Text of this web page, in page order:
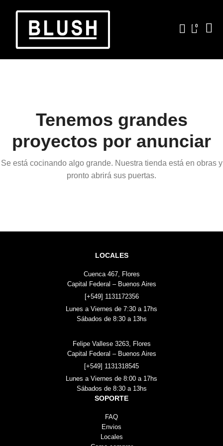
0
Tenemos grandes
proyectos por anunciar
Se está cocinando algo grande. Nuestra tienda está en obras y
pronto abrirá sus puertas.
LOCALES
Cuenca 467, Flores
Capital Federal – Buenos Aires
[+549] 1131172356
Lunes a Viernes de 7:30 a 17hs
Sábados de 8:30 a 13hs
Felipe Vallese 3263, Flores
Capital Federal – Buenos Aires
[+549] 1131318545
Lunes a Viernes de 8:00 a 17hs
Sábados de 8:30 a 13hs
SOPORTE
FAQ
Envios
Locales